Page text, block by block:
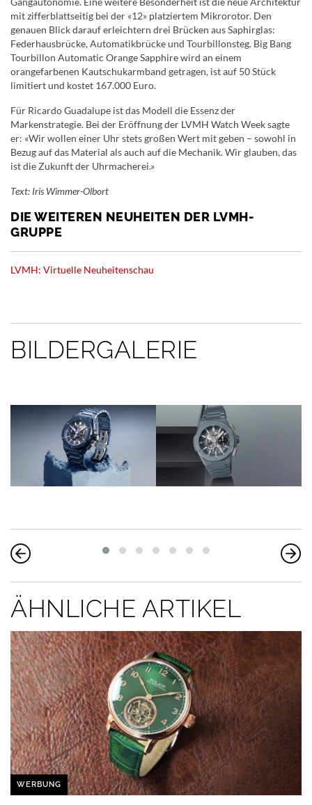
mit zifferblattseitig bei der «12» platziertem Mikrorotor. Den
genauen Blick darauf erleichtern drei Brücken aus Saphirglas:
Federhausbrücke, Automatikbrücke und Tourbillonsteg. Big Bang
Tourbillon Automatic Orange Sapphire wird an einem
orangefarbenen Kautschukarmband getragen, ist auf 50 Stück
limitiert und kostet 167.000 Euro.
Für Ricardo Guadalupe ist das Modell die Essenz der
Markenstrategie. Bei der Eröffnung der LVMH Watch Week sagte
er: «Wir wollen einer Uhr stets großen Wert mit geben – sowohl in
Bezug auf das Material als auch auf die Mechanik. Wir glauben, das
ist die Zukunft der Uhrmacherei.»
Text: Iris Wimmer-Olbort
DIE WEITEREN NEUHEITEN DER LVMH-
GRUPPE
LVMH: Virtuelle Neuheitenschau
BILDERGALERIE
ÄHNLICHE ARTIKEL
WERBUNG